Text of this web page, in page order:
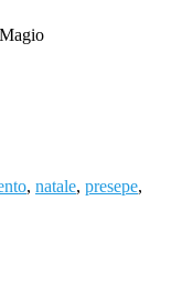
, natale, presepe,